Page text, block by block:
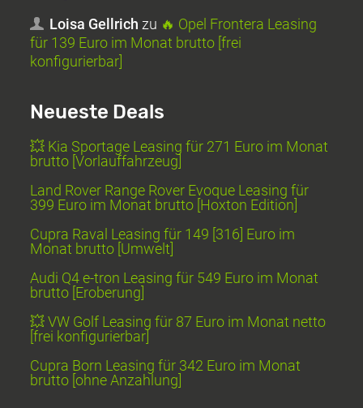
Loisa Gellrich zu 🔥 Opel Frontera Leasing
für 139 Euro im Monat brutto [frei
konfigurierbar]
Neueste Deals
💥 Kia Sportage Leasing für 271 Euro im Monat
brutto [Vorlauffahrzeug]
Land Rover Range Rover Evoque Leasing für
399 Euro im Monat brutto [Hoxton Edition]
Cupra Raval Leasing für 149 [316] Euro im
Monat brutto [Umwelt]
Audi Q4 e-tron Leasing für 549 Euro im Monat
brutto [Eroberung]
💥 VW Golf Leasing für 87 Euro im Monat netto
[frei konfigurierbar]
Cupra Born Leasing für 342 Euro im Monat
brutto [ohne Anzahlung]